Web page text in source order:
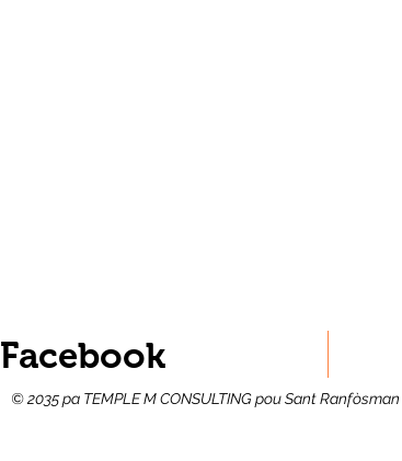
Facebook
© 2035 pa TEMPLE M CONSULTING pou Sant